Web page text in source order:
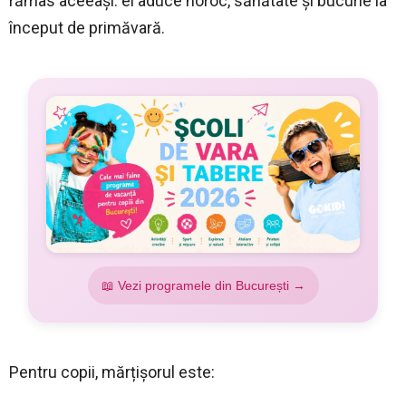
început de primăvară.
📖 Vezi programele din București →
Pentru copii, mărțișorul este: